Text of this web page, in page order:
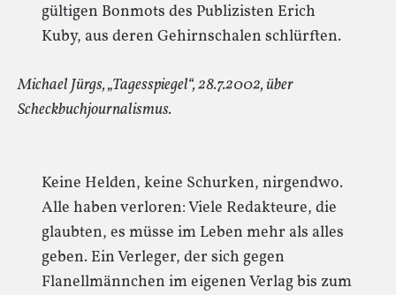
gültigen Bonmots des Publizisten Erich
Kuby, aus deren Gehirnschalen schlürften.
Michael Jürgs, „Tagesspiegel“, 28.7.2002, über
Scheckbuchjournalismus.
Keine Helden, keine Schurken, nirgendwo.
Alle haben verloren: Viele Redakteure, die
glaubten, es müsse im Leben mehr als alles
geben. Ein Verleger, der sich gegen
Flanellmännchen im eigenen Verlag bis zum